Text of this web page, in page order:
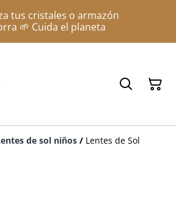
tus cristales o armazón
🌱 Cuida el planeta
de sol niños / Lentes de Sol